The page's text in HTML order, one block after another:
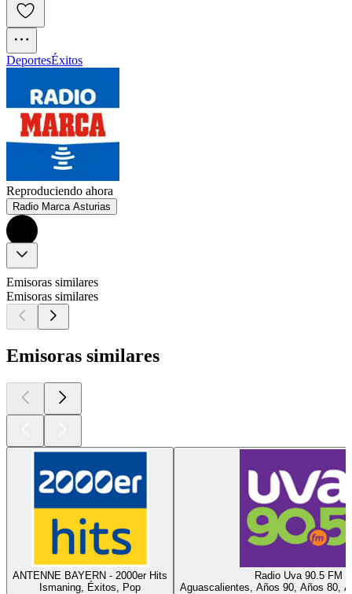
DeportesÉxitos
Reproduciendo ahora
Radio Marca Asturias
Emisoras similares
Emisoras similares
Emisoras similares
ANTENNE BAYERN - 2000er Hits
Ismaning, Éxitos, Pop
Radio Uva 90.5 FM
Aguascalientes, Años 90, Años 80,